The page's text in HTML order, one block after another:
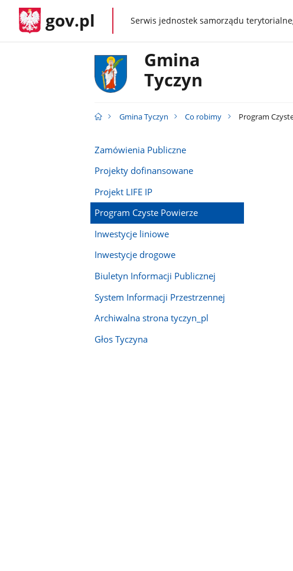
gov.pl gov.plSerwis jednostek samorządu
Gmina
Tyczyn
Gmina Tyczyn Co robimy Program
Zamówienia Publiczne
Projekty dofinansowane
Projekt LIFE IP
Program Czyste Powierze
Inwestycje liniowe
Inwestycje drogowe
Biuletyn Informacji Publicznej
System Informacji Przestrzennej
Archiwalna strona tyczyn_pl
Głos Tyczyna